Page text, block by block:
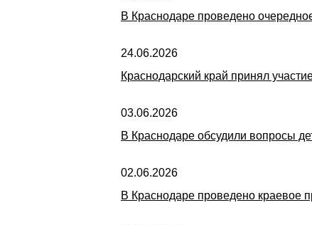
В Краснодаре проведено
24.06.2026
Краснодарский край принял
03.06.2026
В Краснодаре обсудили вопросы
02.06.2026
В Краснодаре проведено краевое